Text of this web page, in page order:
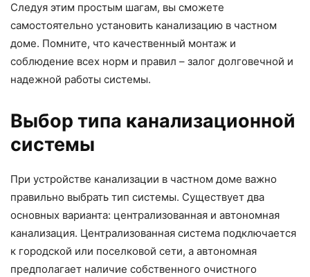
Следуя этим простым шагам, вы сможете
самостоятельно установить канализацию в частном
доме. Помните, что качественный монтаж и
соблюдение всех норм и правил – залог долговечной и
надежной работы системы.
Выбор типа канализационной
системы
При устройстве канализации в частном доме важно
правильно выбрать тип системы. Существует два
основных варианта: централизованная и автономная
канализация. Централизованная система подключается
к городской или поселковой сети, а автономная
предполагает наличие собственного очистного